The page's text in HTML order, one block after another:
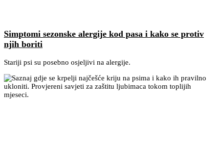
Simptomi sezonske alergije kod pasa i kako se protiv
njih boriti
Stariji psi su posebno osjeljivi na alergije.